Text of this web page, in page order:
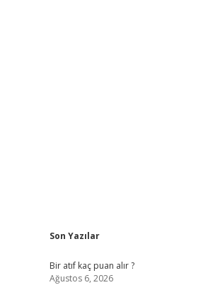
Sidebar
Son Yazılar
Bir atıf kaç puan alır ?
Ağustos 6, 2026